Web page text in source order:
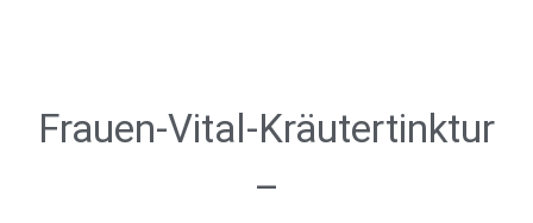
Frauen‑Vital‑Kräutertinktur
–